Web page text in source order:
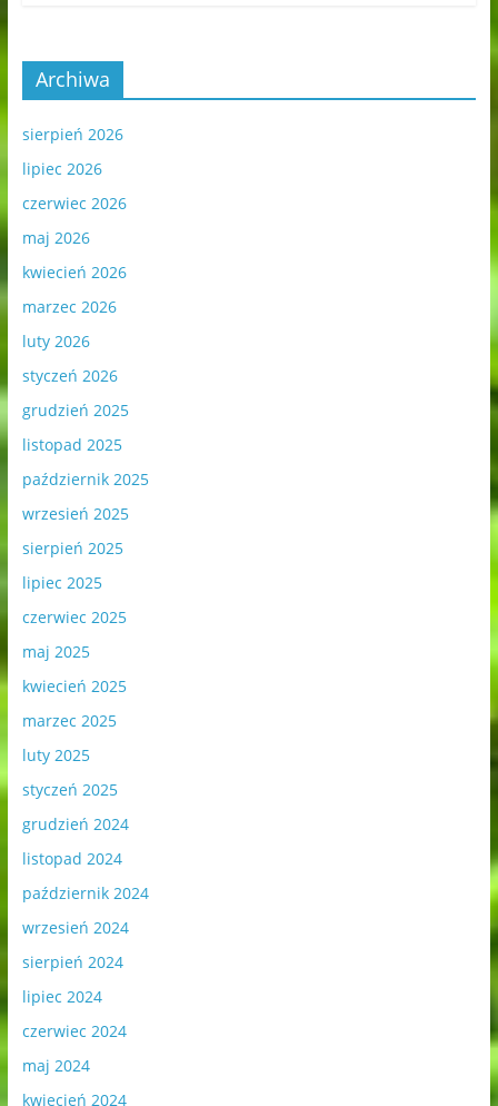
Archiwa
sierpień 2026
lipiec 2026
czerwiec 2026
maj 2026
kwiecień 2026
marzec 2026
luty 2026
styczeń 2026
grudzień 2025
listopad 2025
październik 2025
wrzesień 2025
sierpień 2025
lipiec 2025
czerwiec 2025
maj 2025
kwiecień 2025
marzec 2025
luty 2025
styczeń 2025
grudzień 2024
listopad 2024
październik 2024
wrzesień 2024
sierpień 2024
lipiec 2024
czerwiec 2024
maj 2024
kwiecień 2024